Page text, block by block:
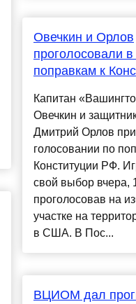
Овечкин и Орлов
проголосовали
поправкам к
Капитан
Овечкин и
Дмитрий Орлов
голосовании по
Конституции РФ.
свой выбор вчера,
проголосовав на
участке на
в США. В Пос...
ВЦИОМ дал